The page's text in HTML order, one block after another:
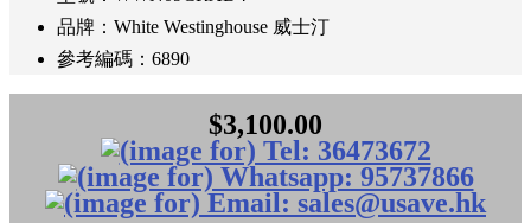
品牌：White Westinghouse 威士汀
參考編碼：6890
$3,100.00